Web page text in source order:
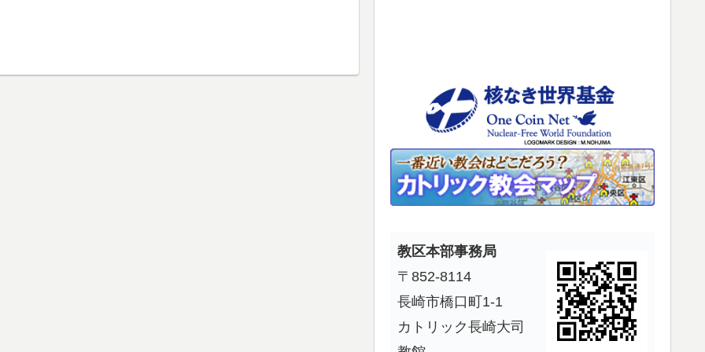
く
さ
い。
教区本部事務局
〒852-8114
長崎市橋口町1-1
カトリック長崎大司